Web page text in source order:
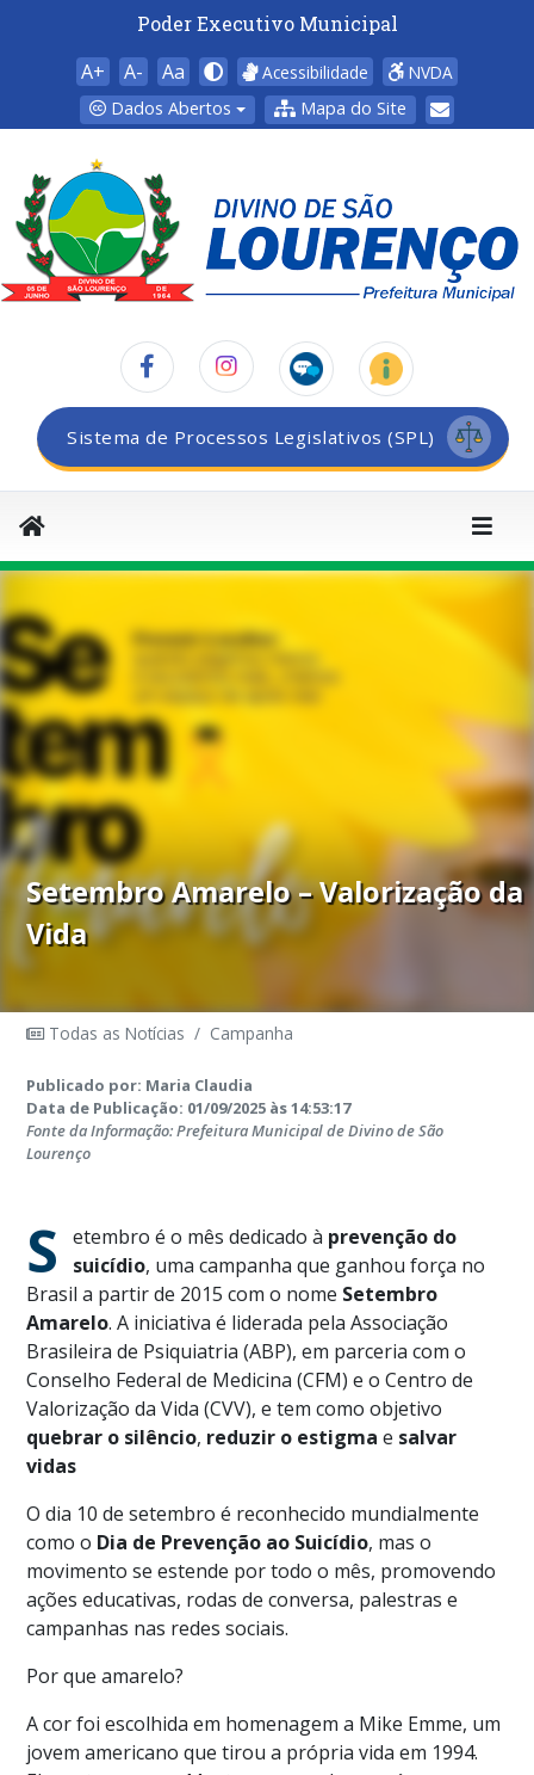
Poder Executivo Municipal
A+ A- Aa Acessibilidade
NVDA
Dados Abertos
Mapa do Site
Sistema de Processos Legislativos (SPL)
Setembro Amarelo – Valorização da
Vida
Todas as Notícias / Campanha
Publicado por: Maria Claudia
Data de Publicação: 01/09/2025 às 14:53:17
Fonte da Informação: Prefeitura Municipal de Divino de São
Lourenço
S etembro é o mês dedicado à prevenção do
suicídio, uma campanha que ganhou força no
Brasil a partir de 2015 com o nome Setembro
Amarelo. A iniciativa é liderada pela Associação
Brasileira de Psiquiatria (ABP), em parceria com o
Conselho Federal de Medicina (CFM) e o Centro de
Valorização da Vida (CVV), e tem como objetivo
quebrar o silêncio, reduzir o estigma e salvar
vidas
O dia 10 de setembro é reconhecido mundialmente
como o Dia de Prevenção ao Suicídio, mas o
movimento se estende por todo o mês, promovendo
ações educativas, rodas de conversa, palestras e
campanhas nas redes sociais.
Por que amarelo?
A cor foi escolhida em homenagem a Mike Emme, um
jovem americano que tirou a própria vida em 1994.